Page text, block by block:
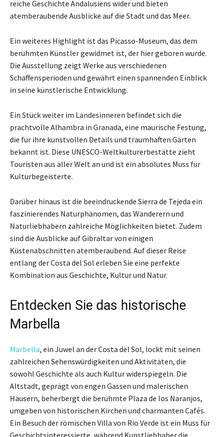
reiche Geschichte Andalusiens wider und bieten
atemberaubende Ausblicke auf die Stadt und das Meer.
Ein weiteres Highlight ist das Picasso-Museum, das dem
berühmten Künstler gewidmet ist, der hier geboren wurde.
Die Ausstellung zeigt Werke aus verschiedenen
Schaffensperioden und gewährt einen spannenden Einblick
in seine künstlerische Entwicklung.
Ein Stück weiter im Landesinneren befindet sich die
prachtvolle Alhambra in Granada, eine maurische Festung,
die für ihre kunstvollen Details und traumhaften Gärten
bekannt ist. Diese UNESCO-Weltkulturerbestätte zieht
Touristen aus aller Welt an und ist ein absolutes Muss für
Kulturbegeisterte.
Darüber hinaus ist die beeindruckende Sierra de Tejeda ein
faszinierendes Naturphänomen, das Wanderern und
Naturliebhabern zahlreiche Möglichkeiten bietet. Zudem
sind die Ausblicke auf Gibraltar von einigen
Küstenabschnitten atemberaubend. Auf dieser Reise
entlang der Costa del Sol erleben Sie eine perfekte
Kombination aus Geschichte, Kultur und Natur.
Entdecken Sie das historische
Marbella
Marbella, ein Juwel an der Costa del Sol, lockt mit seinen
zahlreichen Sehenswürdigkeiten und Aktivitäten, die
sowohl Geschichte als auch Kultur widerspiegeln. Die
Altstadt, geprägt von engen Gassen und malerischen
Häusern, beherbergt die berühmte Plaza de los Naranjos,
umgeben von historischen Kirchen und charmanten Cafés.
Ein Besuch der römischen Villa von Rio Verde ist ein Muss für
Geschichtsinteressierte, während Kunstliebhaber die